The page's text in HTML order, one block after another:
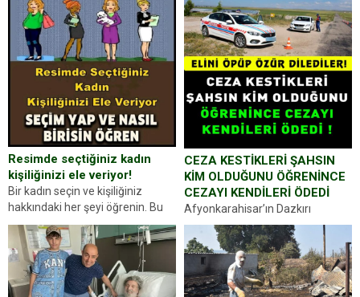
Resimde seçtiğiniz kadın
kişiliğinizi ele veriyor!
Bir kadın seçin ve kişiliğiniz
hakkındaki her şeyi öğrenin. Bu
kez karşınıza oldukça farklı bir
kişilik testiyle çıkıyoruz. Resimde
gördüğünüz kadın figürlerinden
dikkatinizi en...
CEZA KESTİKLERİ ŞAHSIN
KİM OLDUĞUNU ÖĞRENİNCE
CEZAYI KENDİLERİ ÖDEDİ
Afyonkarahisar’ın Dazkırı
ilçesinde trafik uygulaması
yapan jandarma ekipleri
durdurdukları bir otomobilin
sürücüsünden ehliyet ve ruhsat
sorup belgelerini istedi. Sürücü